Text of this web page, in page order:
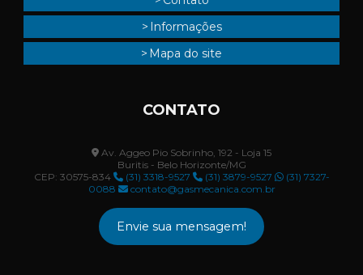
Informações
Mapa do site
CONTATO
Av. Aggeo Pio Sobrinho, 192 - Loja 15
Buritis - Belo Horizonte/MG
CEP: 30575-834
(31) 3318-9527 (31) 3879-9527
(31) 7327-
0088
contato@gasmecanica.com.br
Envie sua mensagem!